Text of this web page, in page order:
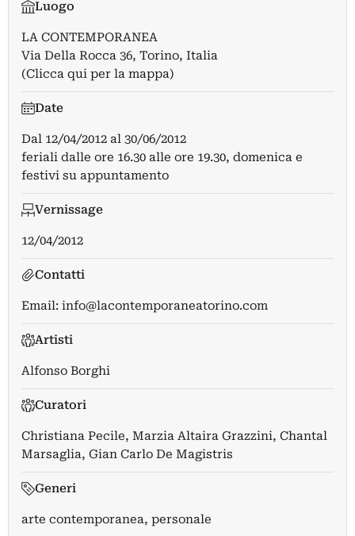
Luogo
LA CONTEMPORANEA
Via Della Rocca 36, Torino, Italia
(Clicca qui per la mappa)
Date
Dal 12/04/2012 al 30/06/2012
feriali dalle ore 16.30 alle ore 19.30, domenica e
festivi su appuntamento
Vernissage
12/04/2012
Contatti
Email: info@lacontemporaneatorino.com
Artisti
Alfonso Borghi
Curatori
Christiana Pecile, Marzia Altaira Grazzini, Chantal
Marsaglia, Gian Carlo De Magistris
Generi
arte contemporanea, personale